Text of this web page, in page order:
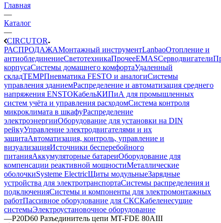
Главная
—
Каталог
—
CIRCUTOR
РАСПРОДАЖАМонтажный инструментLanbaoОтопление и
антиоблединениеСветотехникаПрочееEMASCерводвигатели
корпусаСистемы домашнего комфортаУдаленный
складTEMPПневматика FESTO и аналогиСистемы
управления зданиемРаспределение и автоматизация среднего
напряжения ENSTOКабельКИПиА для промышленных
систем учёта и управления расходомСистема контроля
микроклимата в шкафуРаспределение
электроэнергииОборудование для установки на DIN
рейкуУправление электродвигателями и их
защитаАвтоматизация, контроль, управление и
визуализацияИсточники бесперебойного
питанияАккумуляторные батареиОборудование для
компенсации реактивной мощностиМеталлические
оболочкиSysteme ElectricЩиты модульныеЗарядные
устройства для электротранспортаСистемы распределения и
подключенияСистемы и компоненты для электромонтажных
работПассивное оборудование для СКСКабеленесущие
системыЭлектроустановочное оборудование
—P20D60 Разъединитель цепи MT-FDE 80AIII